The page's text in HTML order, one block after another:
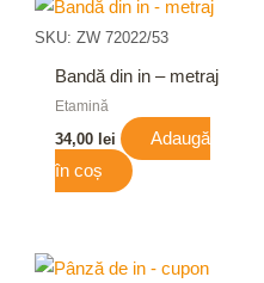
SKU: ZW 72022/53
Bandă din in – metraj
Etamină
34,00 lei
Adaugă
în coș